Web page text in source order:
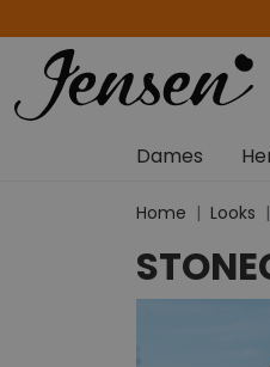
Dames
Home Looks